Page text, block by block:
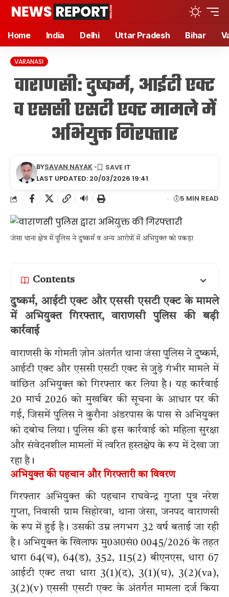
Home India Delhi Uttar Pradesh Bihar
VARANASI
वाराणसी: दुष्कर्म, आईटी एक्ट
व एससी एसटी एक्ट मामले में
अभियुक्त गिरफ्तार
LAST UPDATED: 20/03/2026 19:41
BYSAVAN NAYAK
🔊 5 MIN READ
जंसा थाना क्षेत्र में पुलिस ने दुष्कर्म व अन्य आरोपों में अभियुक्त को पकड़ा
Contents
दुष्कर्म, आईटी एक्ट और एससी एसटी एक्ट के मामले
में अभियुक्त गिरफ्तार, वाराणसी पुलिस की बड़ी
कार्रवाई
वाराणसी के गोमती ज़ोन अंतर्गत थाना जंसा पुलिस ने दुष्कर्म,
आईटी एक्ट और एससी एसटी एक्ट से जुड़े गंभीर मामले में
वांछित अभियुक्त को गिरफ्तार कर लिया है। यह कार्रवाई
20 मार्च 2026 को मुखबिर की सूचना के आधार पर की
गई, जिसमें पुलिस ने कुरौना अंडरपास के पास से अभियुक्त
को दबोच लिया। पुलिस की इस कार्रवाई को महिला सुरक्षा
और संवेदनशील मामलों में त्वरित हस्तक्षेप के रूप में देखा जा
रहा है।
अभियुक्त की पहचान और गिरफ्तारी का विवरण
गिरफ्तार अभियुक्त की पहचान राघवेन्द्र गुप्ता पुत्र नरेश
गुप्ता, निवासी ग्राम सिहोरवा, थाना जंसा, जनपद वाराणसी
के रूप में हुई है। उसकी उम्र लगभग 32 वर्ष बताई जा रही
है। अभियुक्त के खिलाफ मु0अ0सं0 0045/2026 के तहत
धारा 64(च), 64(ड), 352, 115(2) बीएनएस, धारा 67
आईटी एक्ट तथा धारा 3(1)(द), 3(1)(ध), 3(2)(va),
3(2)(v) एससी एसटी एक्ट के अंतर्गत मामला दर्ज किया